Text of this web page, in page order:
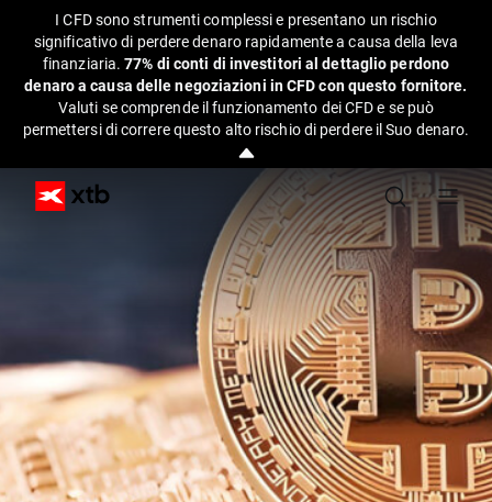
I CFD sono strumenti complessi e presentano un rischio
significativo di perdere denaro rapidamente a causa della leva
finanziaria.77% di conti di investitori al dettaglio perdono
denaro a causa delle negoziazioni in CFD con questo fornitore.
Valuti se comprende il funzionamento dei CFD e se può
permettersi di correre questo alto rischio di perdere il Suo denaro.